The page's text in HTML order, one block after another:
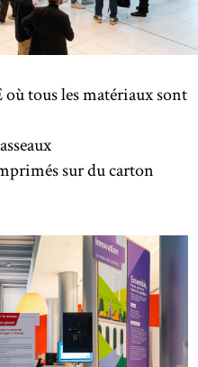
où tous les matériaux sont
sur du carton